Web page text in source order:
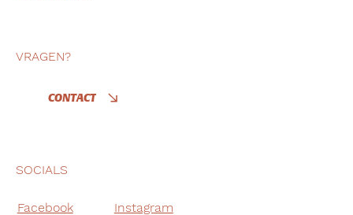
SOCIALS
Facebook Instagram
VRAGEN?
CONTACT